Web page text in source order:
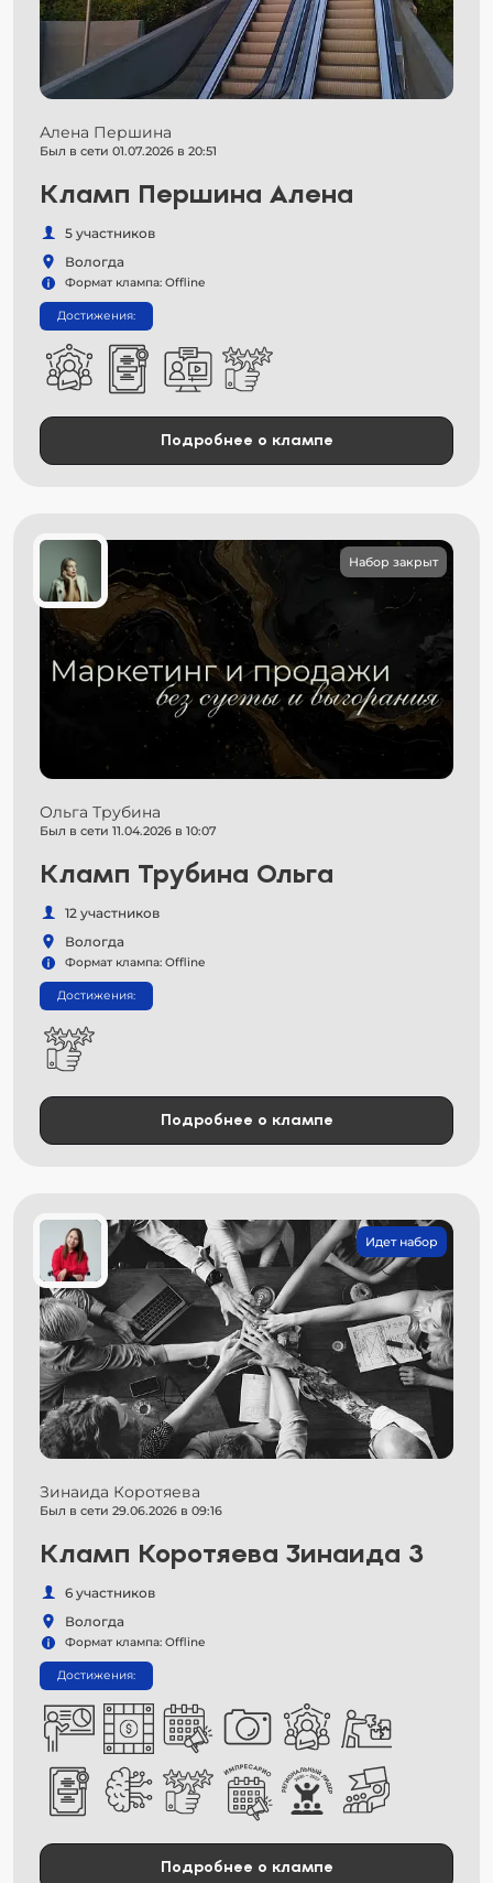
Алена Першина
Был в сети 01.07.2026 в 20:51
Кламп Першина Алена
5 участников
Вологда
Формат клампа: Offline
Достижения:
Подробнее о клампе
Набор закрыт
Ольга Трубина
Был в сети 11.04.2026 в 10:07
Кламп Трубина Ольга
12 участников
Вологда
Формат клампа: Offline
Достижения:
Подробнее о клампе
Идет набор
Зинаида Коротяева
Был в сети 29.06.2026 в 09:16
Кламп Коротяева Зинаида 3
6 участников
Вологда
Формат клампа: Offline
Достижения:
Подробнее о клампе